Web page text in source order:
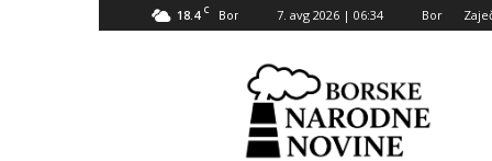
18.4 C Bor 7. avg 2026 | 06:34 Bor
narodne
novine